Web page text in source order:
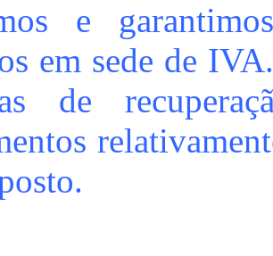
e
em sede de
de